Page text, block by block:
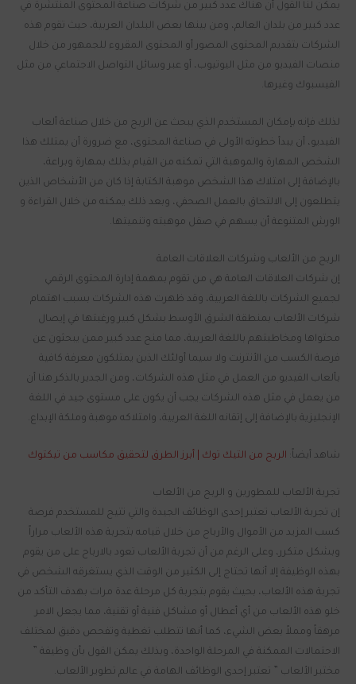
يمكن لنا القول أن هناك عدد كبير من شركات صناعة المحتوى المنتشرة في
عدد كبير من بلدان العالم، ومن بينها بعض البلدان العربية، حيث تقوم هذه
الشركات بتقديم المحتوى المصور أو المحتوى المقروء للجمهور من خلال
منصات الفيديو من مثل اليوتيوب، أو عبر وسائل التواصل الاجتماعي من مثل
الفيسبوك وغيرها.
لذلك فإنه بإمكان المستخدم الذي يبحث عن الربح من خلال صناعة ألعاب
الفيديو، أن يبدأ خطوته الأولى في صناعة المحتوى، مع ضرورة أن يمتلك هذا
الشخص المهارة والموهبة التي تمكنه من القيام بذلك بمهارة وبراعة،
بالإضافة إلى امتلاك هذا الشخص موهبة الكتابة إذا كان من الأشخاص الذين
يتطلعون إلى الالتحاق بالعمل الصحفي، وبعد ذلك يمكنه من خلال القراءة و
الورش المتنوعة أن يسهم في صقل موهبته وتنميتها.
الربح من الألعاب وشركات العلاقات العامة
إن شركات العلاقات العامة هي من تقوم بمهمة إدارة المحتوى الرقمي
لجميع الشركات باللغة العربية، وقد ظهرت هذه الشركات بسبب اهتمام
شركات الألعاب بمنطقة الشرق الأوسط بشكل كبير ورغبتها في إيصال
محتواها ومخاطبتهم باللغة العربية، مما منح عدد كبير ممن يبحثون عن
فرصة الكسب من الأنترنت ولا سيما أولئك الذين يمتلكون معرفة كافية
بألعاب الفيديو من العمل في مثل هذه الشركات، ومن الجدير بالذكر هنا أن
من يعمل في مثل هذه الشركات يجب أن يكون على مستوى جيد في اللغة
الإنجليزية بالإضافة إلى إتقانه اللغة العربية، وامتلاكه موهبة وملكة الإبداع.
شاهد أيضاً: الربح من التيك توك | أبرز الطرق لتحقيق مكاسب من تيكتوك
تجربة الألعاب للمطورين و الربح من الألعاب
إن تجربة الألعاب تعتبر إحدى الوظائف الجيدة والتي تتيح للمستخدم فرصة
كسب المزيد من الأموال والأرباح من خلال قيامه بتجربة هذه الألعاب مراراً
وبشكل متكرر، وعلى الرغم من أن تجربة الألعاب تعود بالارباح على من يقوم
بهذه الوظيفة إلا أنها تحتاج إلى الكثير من الوقت الذي يستغرقه الشخص في
تجربة هذه الألعاب، بحيث يقوم بتجربة كل مرحلة عدة مرات بهدف التأكد من
خلو هذه الألعاب من أي أعطال أو مشاكل فنية أو تقنية، مما يجعل الامر
مرهقاً ومملاً بعض الشيء، كما أنها تتطلب تغطية وتفحص دقيق لمختلف
الاحتمالات الممكنة في المرحلة الواحدة، وبذلك يمكن القول بأن وظيفة ”
مختبر الألعاب ” تعتبر إحدى الوظائف الهامة في عالم تطوير الألعاب.